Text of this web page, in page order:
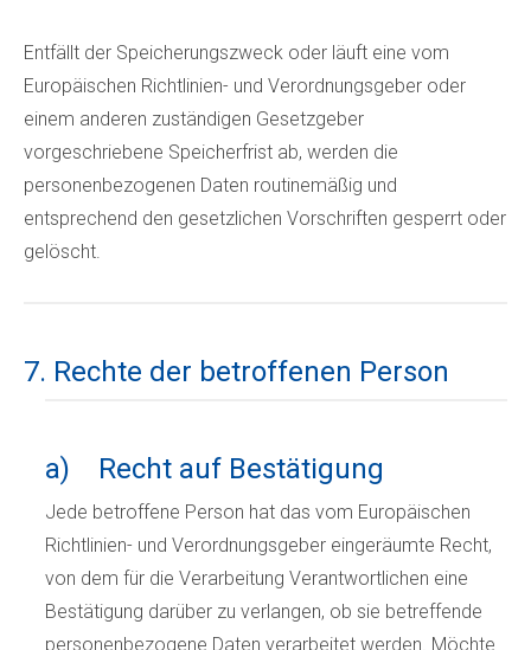
Entfällt der Speicherungszweck oder läuft eine vom
Europäischen Richtlinien- und Verordnungsgeber oder
einem anderen zuständigen Gesetzgeber
vorgeschriebene Speicherfrist ab, werden die
personenbezogenen Daten routinemäßig und
entsprechend den gesetzlichen Vorschriften gesperrt oder
gelöscht.
7. Rechte der betroffenen Person
a) Recht auf Bestätigung
Jede betroffene Person hat das vom Europäischen
Richtlinien- und Verordnungsgeber eingeräumte Recht,
von dem für die Verarbeitung Verantwortlichen eine
Bestätigung darüber zu verlangen, ob sie betreffende
personenbezogene Daten verarbeitet werden. Möchte